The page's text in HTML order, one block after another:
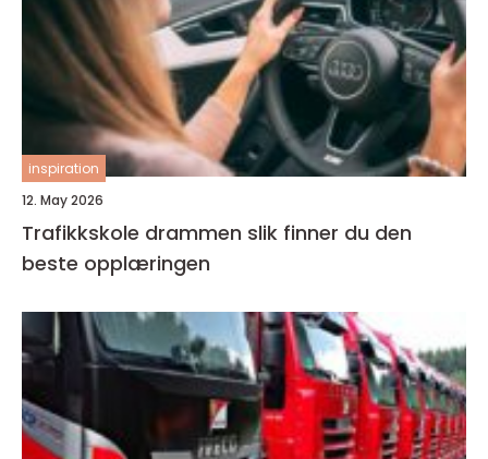
inspiration
12. May 2026
Trafikkskole drammen slik finner du den
beste opplæringen